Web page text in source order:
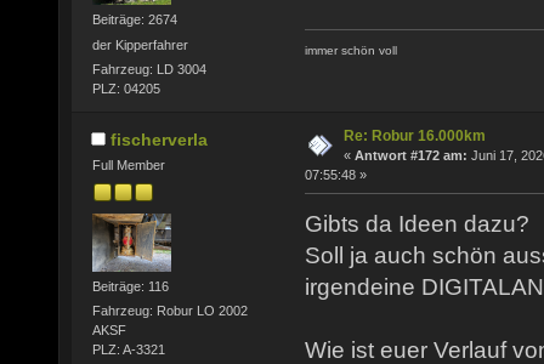
Beiträge: 2674
der Kipperfahrer
Fahrzeug: LD 3004
PLZ: 04205
immer schön voll
fischerverla
Full Member
Beiträge: 116
Fahrzeug: Robur LO 2002
AKSF
PLZ: A-3321
Re: Robur 16.000km
« Antwort #172 am: Juni 17,
07:55:48 »
Gibts da Ideen dazu?
Soll ja auch schön
irgendeine
Wie ist euer Verlauf